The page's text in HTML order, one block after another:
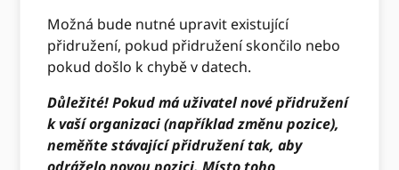
Možná bude nutné upravit existující
přidružení, pokud přidružení skončilo nebo
pokud došlo k chybě v datech.
Důležité! Pokud má uživatel nové přidružení
k vaší organizaci (například změnu pozice),
neměňte stávající přidružení tak, aby